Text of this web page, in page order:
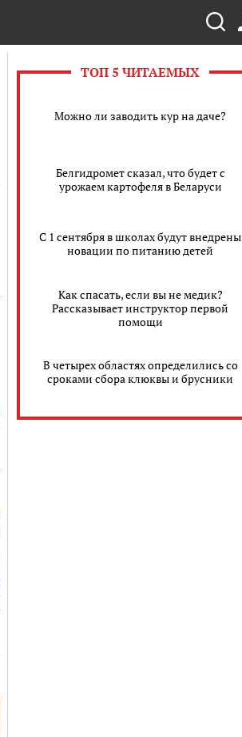
ТОП 5 ЧИТАЕМЫХ
Можно ли заводить кур на даче?
Белгидромет сказал, что будет с
урожаем картофеля в Беларуси
С 1 сентября в школах будут внедрены
новации по питанию детей
Как спасать, если вы не медик?
Рассказывает инструктор первой
помощи
В четырех областях определились со
сроками сбора клюквы и брусники